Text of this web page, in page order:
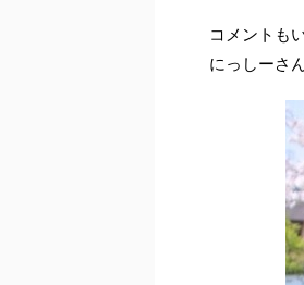
コメントも
にっしーさ